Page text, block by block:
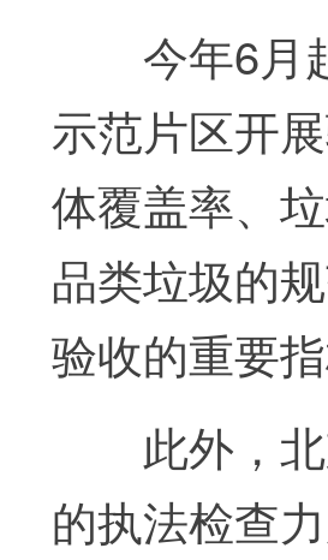
今年6月起
示范片区开
体覆盖率、
品类垃圾的
验收的重要指
此外，北
的执法检查